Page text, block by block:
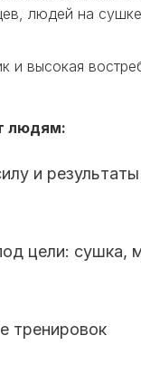
людей на
людям:
и высокая
и результаты
цели: сушка,
тренировок